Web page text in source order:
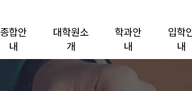
종합안
내
대학원소
개
학과안
내
입학
내